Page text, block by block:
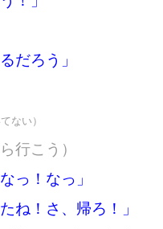
だろう」
ない）
行こう）
っ！なっ」
ね！さ、帰ろ！」